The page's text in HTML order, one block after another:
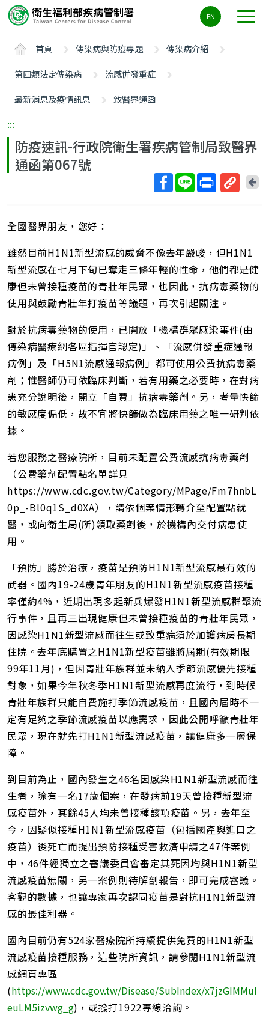
要
ALT+C
EN
首頁 傳染病與防疫專題
傳染病介紹
第四類法定傳染病
流感併發重症
最新消息及疫情訊息
致醫界通函
:::
防疫速訊-行政院衛生署疾病管制局致醫界
通函第067號
址
回
全國醫界朋友，您好：
雖然目前H1N1新型流感的威脅不像去年嚴峻，但H1N1
新型流感在七月下旬已奪走三條年輕的性命，他們都是健
康但未曾接種疫苗的青壯年民眾，也因此，抗病毒藥物的
使用與鼓勵青壯年打疫苗等議題，再次引起關注。
對於抗病毒藥物的使用，已開放「機構群聚感染事件(由
傳染病醫療網各區指揮官認定)」、「流感併發重症通報
病例」及「H5N1流感通報病例」都可使用公費抗病毒藥
劑；惟醫師仍可依臨床判斷，若有用藥之必要時，在對病
患充分說明後，開立「自費」抗病毒藥劑。另，考量快篩
的敏感度偏低，故不宜將快篩做為臨床用藥之唯一研判依
據。
若您服務之醫療院所，目前未配置公費流感抗病毒藥劑
（公費藥劑配置點名單詳見
https://www.cdc.gov.tw/Category/MPage/Fm7hnbL
0p_-Bl0q1S_d0XA），請依個案情形轉介至配置點就
醫，或向衛生局(所)領取藥劑後，於機構內交付病患使
用。
「預防」勝於治療，疫苗是預防H1N1新型流感最有效的
武器。國內19-24歲青年朋友的H1N1新型流感疫苗接種
率僅約4%，近期出現多起新兵爆發H1N1新型流感群聚流
行事件，且再三出現健康但未曾接種疫苗的青壯年民眾，
因感染H1N1新型流感而往生或致重病須於加護病房長期
住院。去年底購置之H1N1新型疫苗雖將屆期(有效期限
99年11月)，但因青壯年族群並未納入季節流感優先接種
對象，如果今年秋冬季H1N1新型流感再度流行，到時候
青壯年族群只能自費施打季節流感疫苗，且國內屆時不一
定有足夠之季節流感疫苗以應需求，因此公開呼籲青壯年
民眾，現在就先打H1N1新型流感疫苗，讓健康多一層保
障。
到目前為止，國內發生之46名因感染H1N1新型流感而往
生者，除有一名17歲個案，在發病前19天曾接種新型流
感疫苗外，其餘45人均未曾接種該項疫苗。另，去年至
今，因疑似接種H1N1新型流感疫苗（包括國產與進口之
疫苗）後死亡而提出預防接種受害救濟申請之47件案例
中，46件經獨立之審議委員會審定其死因均與H1N1新型
流感疫苗無關，另一案例則待解剖報告，即可完成審議。
客觀的數據，也讓專家再次認同疫苗是對抗H1N1新型流
感的最佳利器。
國內目前仍有524家醫療院所持續提供免費的H1N1新型
流感疫苗接種服務，這些院所資訊，請參閱H1N1新型流
感網頁專區
(https://www.cdc.gov.tw/Disease/SubIndex/x7jzGIMMuI
euLM5izvwg_g)，或撥打1922專線洽詢。